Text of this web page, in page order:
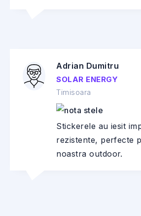
Adrian Dumitru
SOLAR ENERGY
Timisoara
Stickerele au iesit
rezistente, perfecte
noastra outdoor.